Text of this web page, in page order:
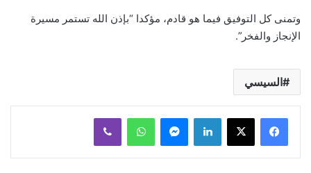
وتمنى كل التوفيق فيما هو قادم، مؤكدا “بإذن الله تستمر مسيرة
الإنجاز والفخر”.
السيسي
لينكدإن ماسنجر واتساب ڤايبر